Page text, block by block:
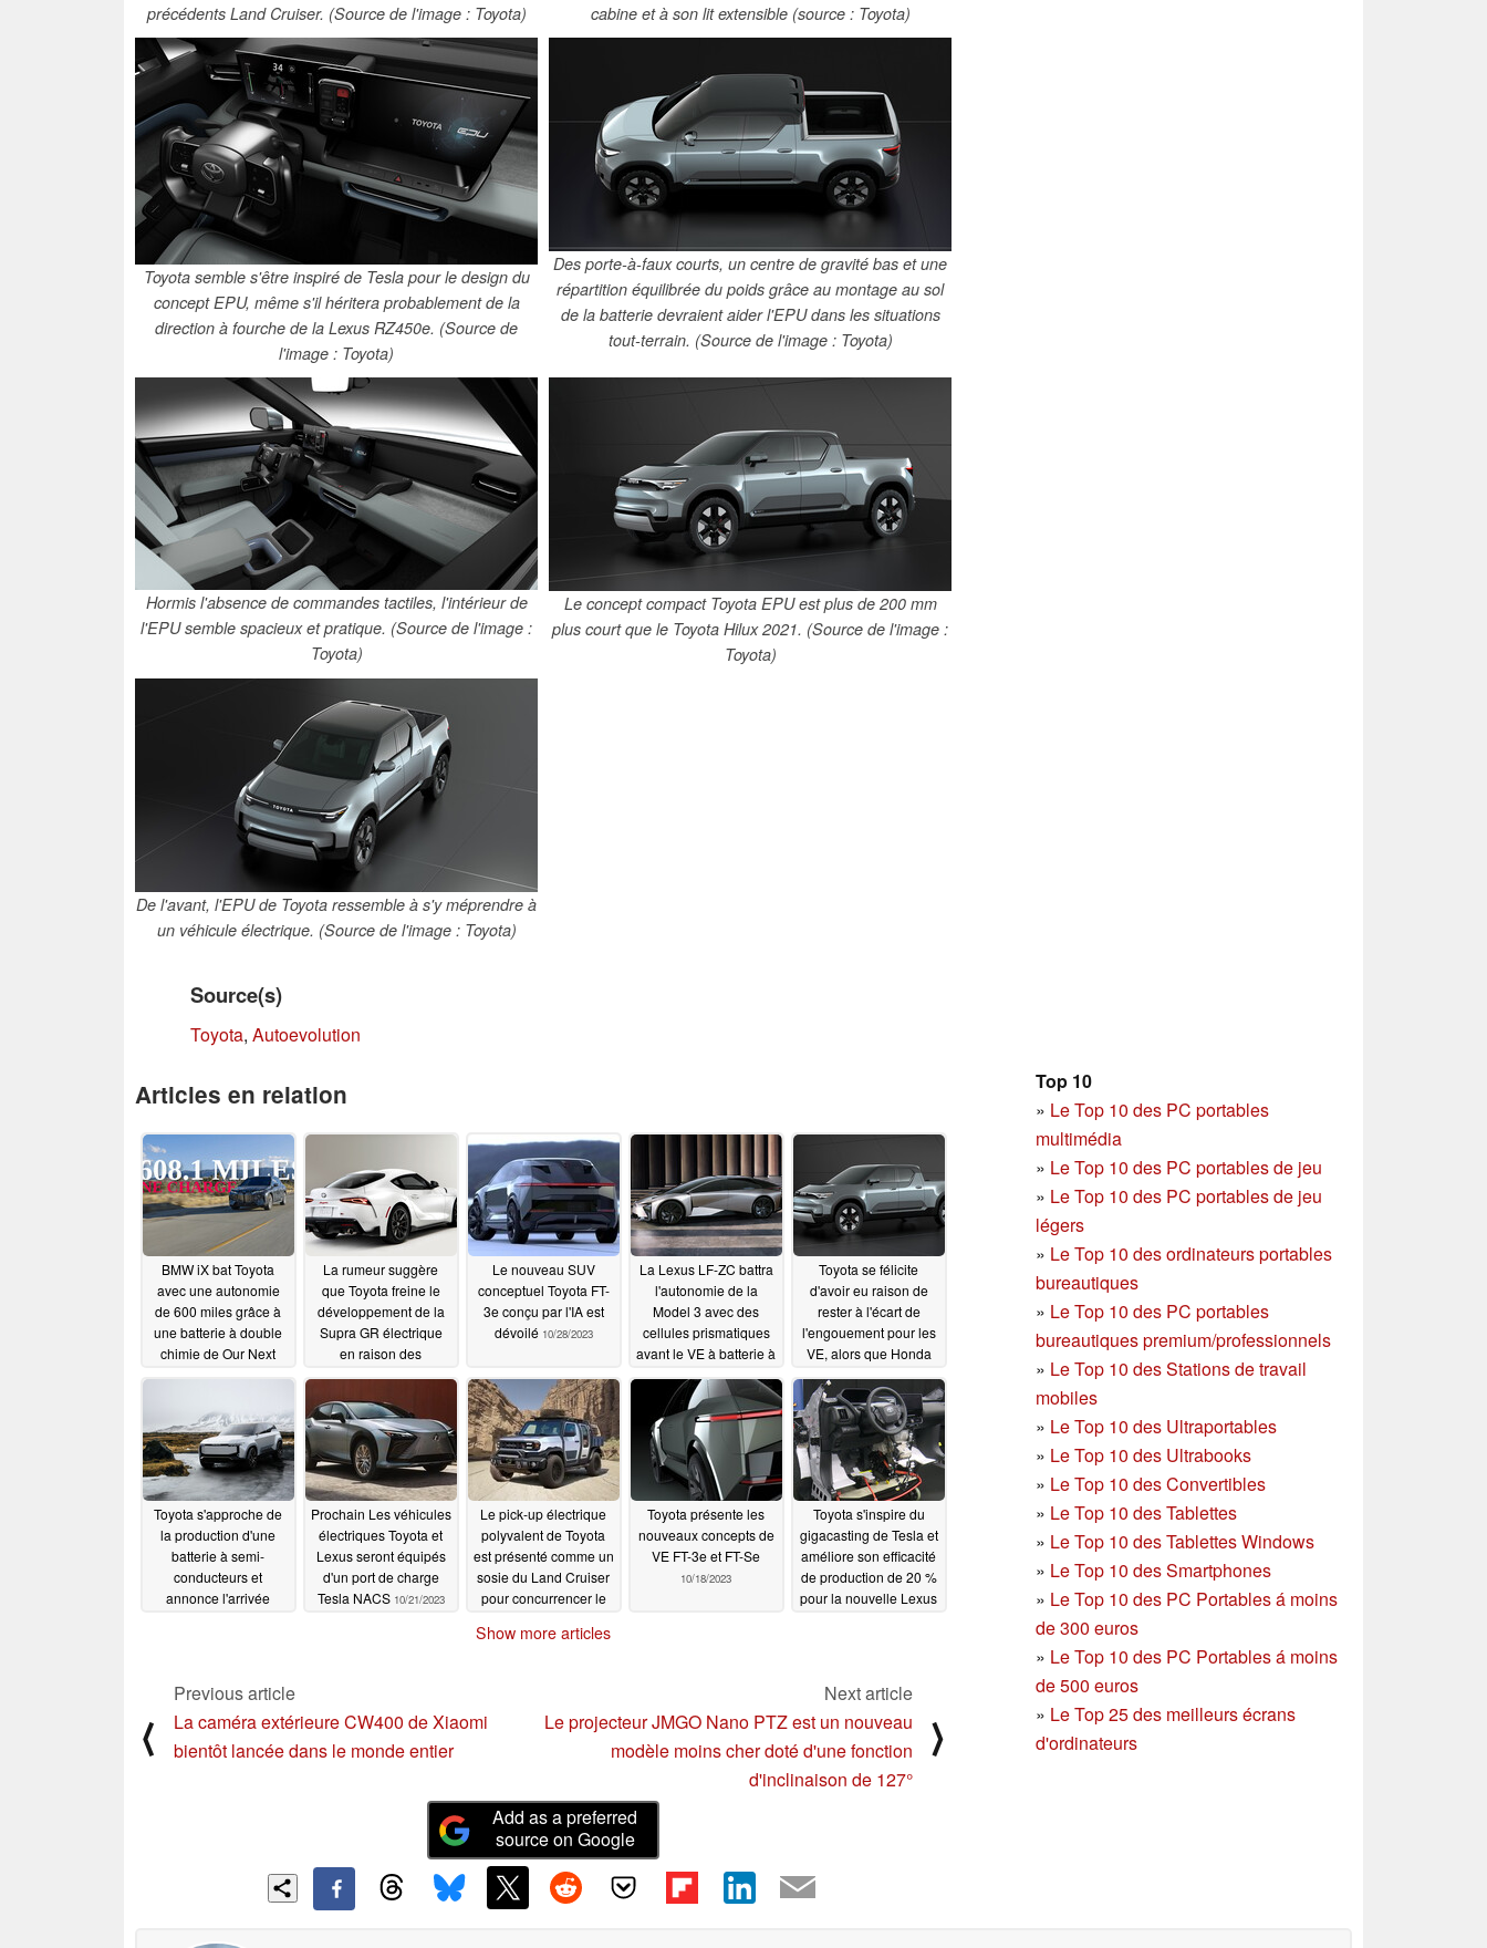
précédents Land Cruiser. (Source de l'image : Toyota)
cabine et à son lit extensible (source : Toyota)
Toyota semble s'être inspiré de Tesla pour le design du
concept EPU, même s'il héritera probablement de la
direction à fourche de la Lexus RZ450e. (Source de
l'image : Toyota)
Des porte-à-faux courts, un centre de gravité bas et une
répartition équilibrée du poids grâce au montage au sol
de la batterie devraient aider l'EPU dans les situations
tout-terrain. (Source de l'image : Toyota)
Hormis l'absence de commandes tactiles, l'intérieur de
l'EPU semble spacieux et pratique. (Source de l'image :
Toyota)
Le concept compact Toyota EPU est plus de 200 mm
plus court que le Toyota Hilux 2021. (Source de l'image :
Toyota)
De l'avant, l'EPU de Toyota ressemble à s'y méprendre à
un véhicule électrique. (Source de l'image : Toyota)
Source(s)
Toyota, Autoevolution
Top 10
» Le Top 10 des PC portables
multimédia
» Le Top 10 des PC portables de jeu
» Le Top 10 des PC portables de jeu
légers
» Le Top 10 des ordinateurs portables
bureautiques
» Le Top 10 des PC portables
bureautiques premium/professionnels
» Le Top 10 des Stations de travail
mobiles
» Le Top 10 des Ultraportables
» Le Top 10 des Ultrabooks
» Le Top 10 des Convertibles
» Le Top 10 des Tablettes
» Le Top 10 des Tablettes Windows
» Le Top 10 des Smartphones
» Le Top 10 des PC Portables á moins
de 300 euros
» Le Top 10 des PC Portables á moins
de 500 euros
» Le Top 25 des meilleurs écrans
d'ordinateurs
Articles en relation
BMW iX bat Toyota
avec une autonomie
de 600 miles grâce à
une batterie à double
chimie de Our Next
12/02/2023
La rumeur suggère
que Toyota freine le
développement de la
Supra GR électrique
en raison des
par les VE - BMW
PHEV, ICE alternatives
sur les cartes11/01/2023
Le nouveau SUV
conceptuel Toyota FT-
3e conçu par l'IA est
dévoilé 10/28/2023
La Lexus LF-ZC battra
l'autonomie de la
Model 3 avec des
cellules prismatiques
avant le VE à batterie à
10/26/2023
Toyota se félicite
d'avoir eu raison de
rester à l'écart de
l'engouement pour les
VE, alors que Honda
voiture électrique bon
marché avec GM
10/26/2023
Toyota s'approche de
la production d'une
batterie à semi-
conducteurs et
annonce l'arrivée
recharge plus rapide
10/24/2023
Prochain Les véhicules
électriques Toyota et
Lexus seront équipés
d'un port de charge
Tesla NACS 10/21/2023
Le pick-up électrique
polyvalent de Toyota
est présenté comme un
sosie du Land Cruiser
pour concurrencer le
hors de prix Lightning
Toyota présente les
nouveaux concepts de
VE FT-3e et FT-Se
10/18/2023
Toyota s'inspire du
gigacasting de Tesla et
améliore son efficacité
de production de 20 %
pour la nouvelle Lexus
Show more articles
⟨
Previous article
La caméra extérieure CW400 de Xiaomi
bientôt lancée dans le monde entier
Next article
Le projecteur JMGO Nano PTZ est un nouveau
modèle moins cher doté d'une fonction
d'inclinaison de 127°
⟩
Add as a preferred
source on Google